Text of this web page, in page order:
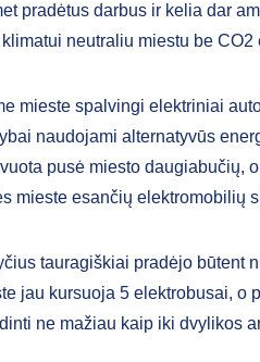
pradėtus darbus ir kelia dar
neutraliu miestu be CO2
mieste spalvingi elektriniai
naudojami alternatyvūs
pusė miesto daugiabučių,
mieste esančių elektromobilių
tauragiškiai pradėjo būtent
jau kursuoja 5 elektrobusai, o
ne mažiau kaip iki dvylikos